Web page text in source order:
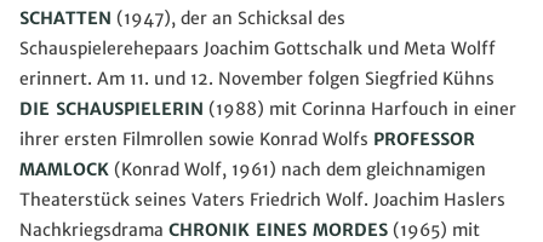
SCHATTEN (1947), der an Schicksal des
Schauspielerehepaars Joachim Gottschalk und Meta Wolff
erinnert. Am 11. und 12. November folgen Siegfried Kühns
DIE SCHAUSPIELERIN (1988) mit Corinna Harfouch in einer
ihrer ersten Filmrollen sowie Konrad Wolfs PROFESSOR
MAMLOCK (Konrad Wolf, 1961) nach dem gleichnamigen
Theaterstück seines Vaters Friedrich Wolf. Joachim Haslers
Nachkriegsdrama CHRONIK EINES MORDES (1965) mit